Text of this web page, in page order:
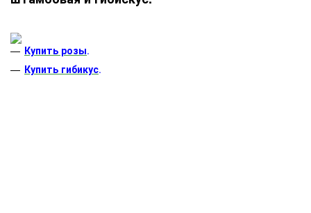
Купить розы.
Купить гибикус.